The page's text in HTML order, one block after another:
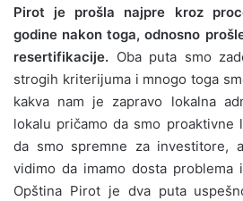
Pirot je prošla najpre kroz
godine nakon toga, odnosno
resertifikacije. Oba puta smo
strogih kriterijuma i mnogo toga
kakva nam je zapravo lokalna
lokalu pričamo da smo proaktivne
da smo spremne za investitore,
vidimo da imamo dosta problema
Opština Pirot je dva puta